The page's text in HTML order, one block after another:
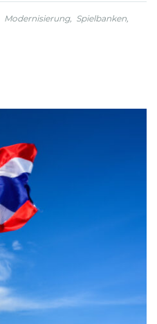
Modernisierung, Spielbanken,